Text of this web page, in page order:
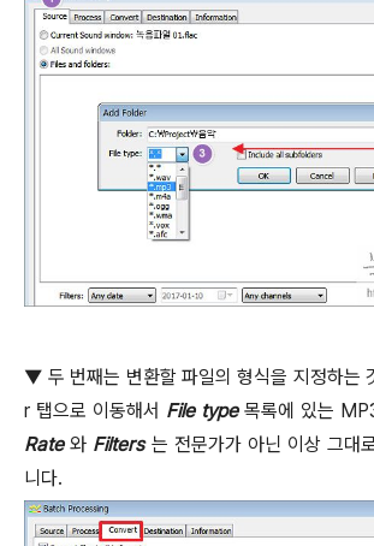
▼ 두 번째는 변환할 파일의 형식을 지정하는
r 탭으로 이동해서 File type 목록에 있는
Rate와 Filters 는 전문가가 아닌 이상 그대
니다.